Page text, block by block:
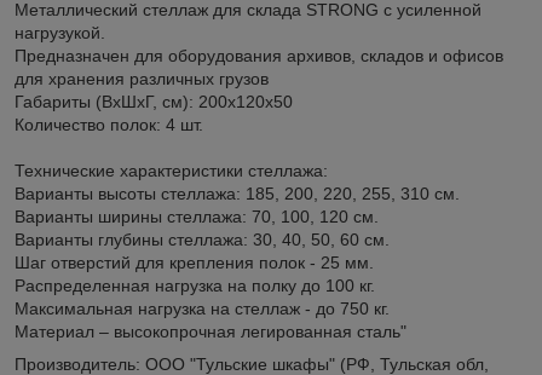
Металлический стеллаж для склада STRONG с усиленной
нагрузукой.
Предназначен для оборудования архивов, складов и офисов
для хранения различных грузов
Габариты (ВхШхГ, см): 200х120х50
Количество полок: 4 шт.
Технические характеристики стеллажа:
Варианты высоты стеллажа: 185, 200, 220, 255, 310 см.
Варианты ширины стеллажа: 70, 100, 120 см.
Варианты глубины стеллажа: 30, 40, 50, 60 см.
Шаг отверстий для крепления полок - 25 мм.
Распределенная нагрузка на полку до 100 кг.
Максимальная нагрузка на стеллаж - до 750 кг.
Материал – высокопрочная легированная сталь"
Производитель: ООО "Тульские шкафы" (РФ, Тульская обл,